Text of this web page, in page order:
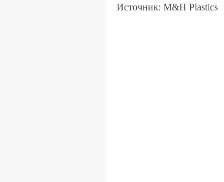
Источник: M&H Plastics